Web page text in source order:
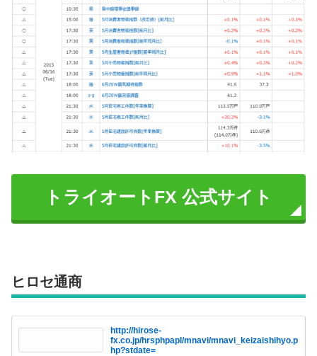
トライオートFX 公式サイト
ヒロセ通商
http://hirose-
fx.co.jp/hrsphpapl/mnavi/mnavi_keizaishihyo.p
hp?stdate=